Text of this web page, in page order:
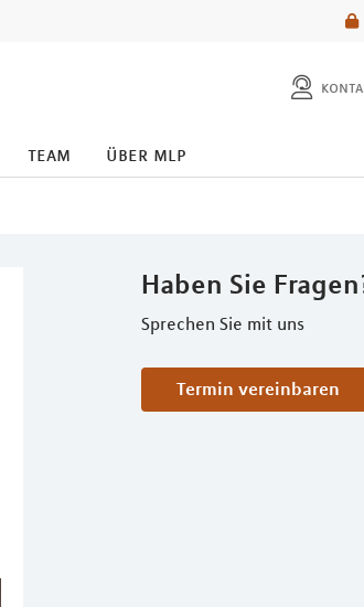
team über mlp
Haben Sie
Sprechen Sie mit uns
Termin vereinbaren